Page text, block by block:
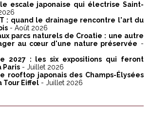
escale japonaise qui électrise Saint-
: quand le drainage rencontre l'art du
- Août 2026
parcs naturels de Croatie : une autre
au cœur d'une nature préservée -
2027 : les six expositions qui feront
Paris - Juillet 2026
rooftop japonais des Champs-Élysées
Tour Eiffel - Juillet 2026